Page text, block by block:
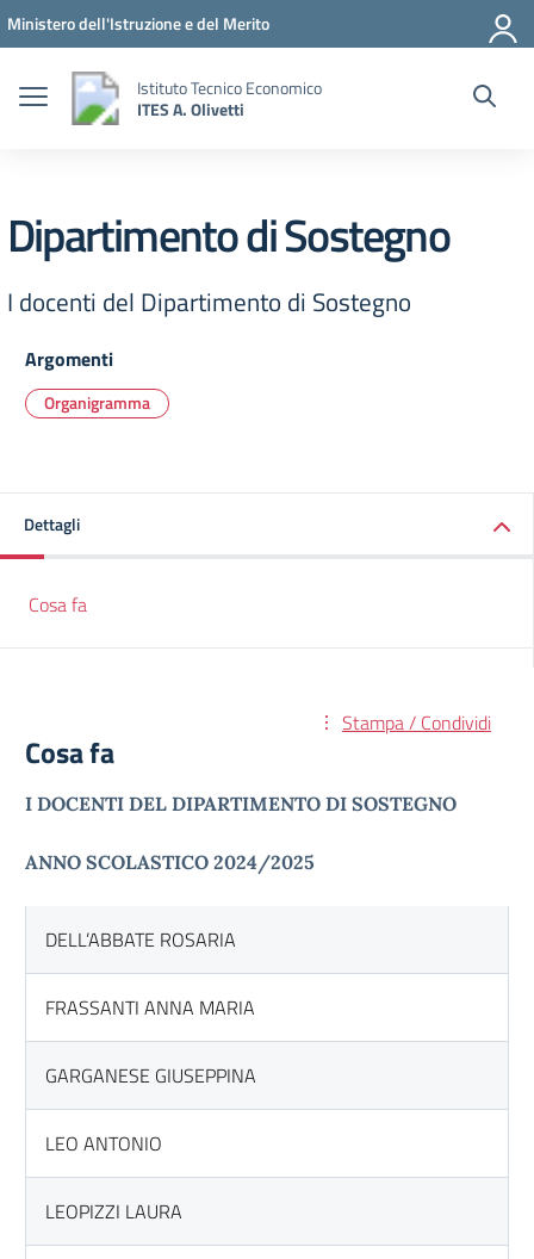
Vai ai contenuti
Vai al menu di navigazione
Vai al footer
Ministero dell'Istruzione e del Merito
Istituto Tecnico Economico
ITES A. Olivetti
Dipartimento di Sostegno
I docenti del Dipartimento di Sostegno
Argomenti
Organigramma
Dettagli
Cosa fa
Stampa / Condividi
Cosa fa
I DOCENTI DEL DIPARTIMENTO DI SOSTEGNO
ANNO SCOLASTICO 2024/2025
DELL’ABBATE ROSARIA
FRASSANTI ANNA MARIA
GARGANESE GIUSEPPINA
LEO ANTONIO
LEOPIZZI LAURA